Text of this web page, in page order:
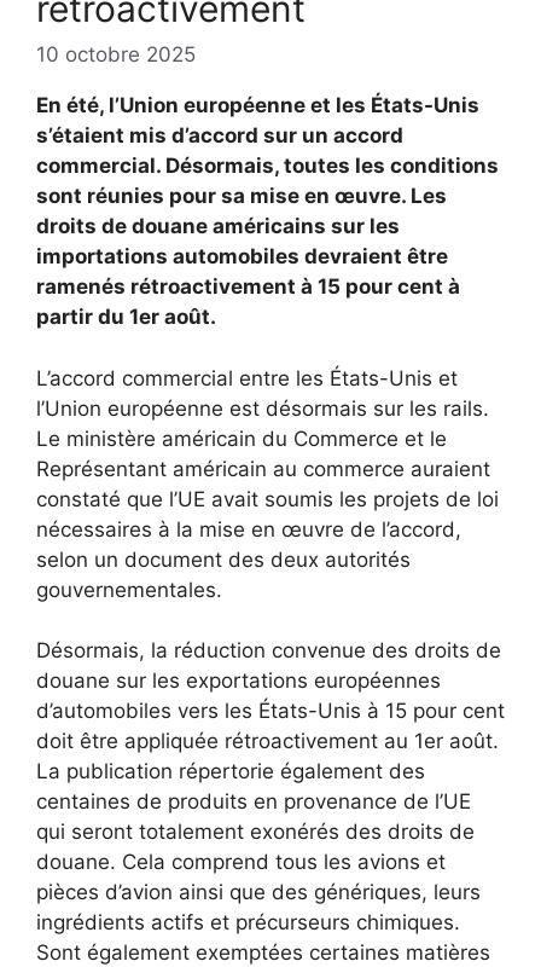
10 octobre 2025
En été, l’Union européenne et les États-Unis
s’étaient mis d’accord sur un accord
commercial. Désormais, toutes les conditions
sont réunies pour sa mise en œuvre. Les
droits de douane américains sur les
importations automobiles devraient être
ramenés rétroactivement à 15 pour cent à
partir du 1er août.
L’accord commercial entre les États-Unis et
l’Union européenne est désormais sur les rails.
Le ministère américain du Commerce et le
Représentant américain au commerce auraient
constaté que l’UE avait soumis les projets de loi
nécessaires à la mise en œuvre de l’accord,
selon un document des deux autorités
gouvernementales.
Désormais, la réduction convenue des droits de
douane sur les exportations européennes
d’automobiles vers les États-Unis à 15 pour cent
doit être appliquée rétroactivement au 1er août.
La publication répertorie également des
centaines de produits en provenance de l’UE
qui seront totalement exonérés des droits de
douane. Cela comprend tous les avions et
pièces d’avion ainsi que des génériques, leurs
ingrédients actifs et précurseurs chimiques.
Sont également exemptées certaines matières